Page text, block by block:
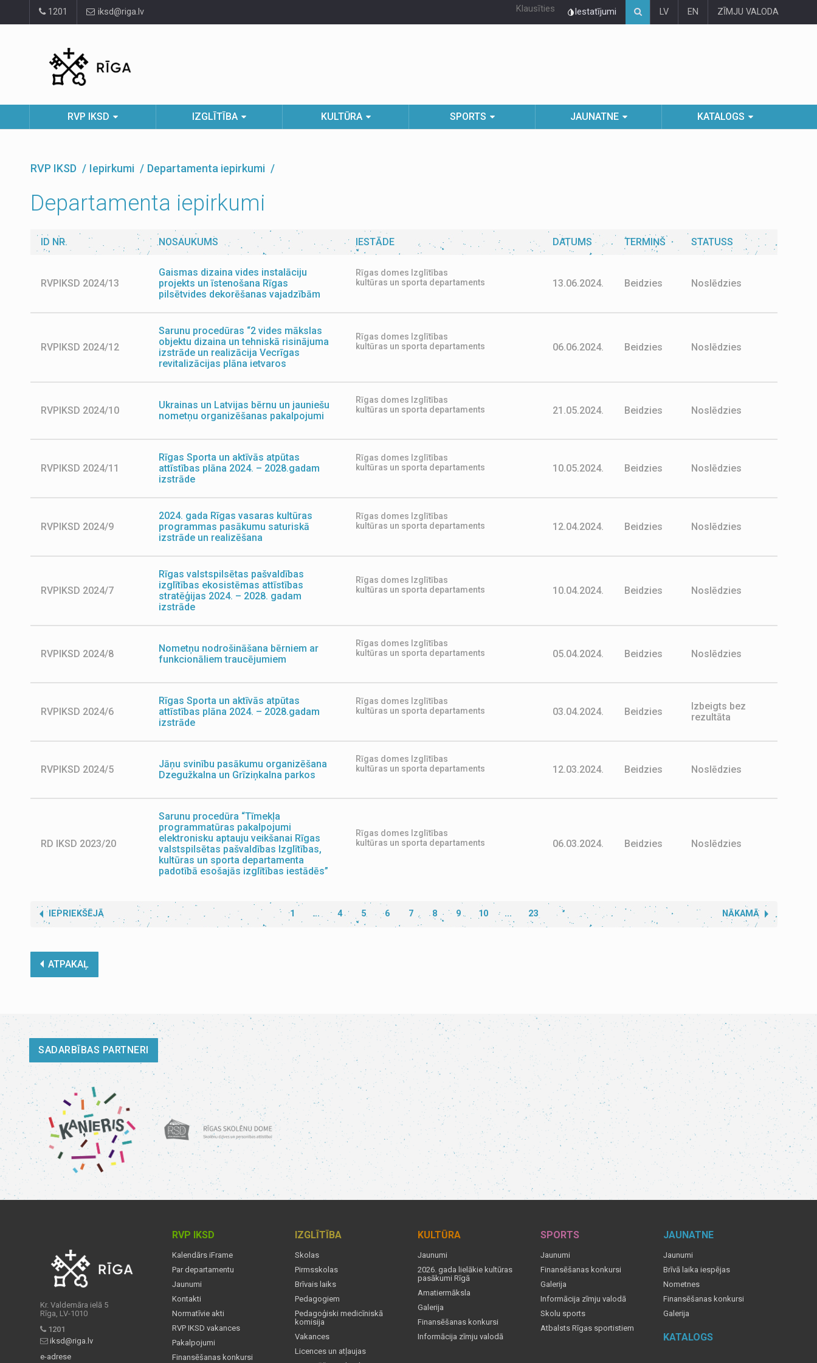
1201 iksd@riga.lv Klausīties Iestatījumi LV EN ZĪMJU VALODA
RVP IKSD IZGLĪTĪBA KULTŪRA SPORTS JAUNATNE KATALOGS
RVP IKSD Iepirkumi Departamenta iepirkumi
Departamenta iepirkumi
ID NR. NOSAUKUMS IESTĀDE DATUMS TERMIŅŠ STATUSS
RVPIKSD 2024/13
Gaismas dizaina vides instalāciju
projekts un īstenošana Rīgas
pilsētvides dekorēšanas vajadzībām
Rīgas domes Izglītības
kultūras un sporta departaments
13.06.2024. Beidzies Noslēdzies
RVPIKSD 2024/12
Sarunu procedūras “2 vides mākslas
objektu dizaina un tehniskā risinājuma
izstrāde un realizācija Vecrīgas
revitalizācijas plāna ietvaros
Rīgas domes Izglītības
kultūras un sporta departaments
06.06.2024. Beidzies Noslēdzies
RVPIKSD 2024/10
Ukrainas un Latvijas bērnu un jauniešu
nometņu organizēšanas pakalpojumi
Rīgas domes Izglītības
kultūras un sporta departaments
21.05.2024. Beidzies Noslēdzies
RVPIKSD 2024/11
Rīgas Sporta un aktīvās atpūtas
attīstības plāna 2024. – 2028.gadam
izstrāde
Rīgas domes Izglītības
kultūras un sporta departaments
10.05.2024. Beidzies Noslēdzies
RVPIKSD 2024/9
2024. gada Rīgas vasaras kultūras
programmas pasākumu saturiskā
izstrāde un realizēšana
Rīgas domes Izglītības
kultūras un sporta departaments
12.04.2024. Beidzies Noslēdzies
RVPIKSD 2024/7
Rīgas valstspilsētas pašvaldības
izglītības ekosistēmas attīstības
stratēģijas 2024. – 2028. gadam
izstrāde
Rīgas domes Izglītības
kultūras un sporta departaments
10.04.2024. Beidzies Noslēdzies
RVPIKSD 2024/8
Nometņu nodrošināšana bērniem ar
funkcionāliem traucējumiem
Rīgas domes Izglītības
kultūras un sporta departaments
05.04.2024. Beidzies Noslēdzies
RVPIKSD 2024/6
Rīgas Sporta un aktīvās atpūtas
attīstības plāna 2024. – 2028.gadam
izstrāde
Rīgas domes Izglītības
kultūras un sporta departaments
03.04.2024. Beidzies
Izbeigts bez
rezultāta
RVPIKSD 2024/5
Jāņu svinību pasākumu organizēšana
Dzegužkalna un Grīziņkalna parkos
Rīgas domes Izglītības
kultūras un sporta departaments
12.03.2024. Beidzies Noslēdzies
RD IKSD 2023/20
Sarunu procedūra “Tīmekļa
programmatūras pakalpojumi
elektronisku aptauju veikšanai Rīgas
valstspilsētas pašvaldības Izglītības,
kultūras un sporta departamenta
padotībā esošajās izglītības iestādēs”
Rīgas domes Izglītības
kultūras un sporta departaments
06.03.2024. Beidzies Noslēdzies
IEPRIEKŠĒJĀ 1 ... 4 5 6 7 8 9 10 ... 23 NĀKAMĀ
ATPAKAĻ
SADARBĪBAS PARTNERI
Kr. Valdemāra ielā 5
Rīga, LV-1010
1201
iksd@riga.lv
e-adrese
RVP IKSD
Kalendārs iFrame
Par departamentu
Jaunumi
Kontakti
Normatīvie akti
RVP IKSD vakances
Pakalpojumi
Finansēšanas konkursi
IZGLĪTĪBA
Skolas
Pirmsskolas
Brīvais laiks
Pedagogiem
Pedagoģiski medicīniskā
komisija
Vakances
Licences un atļaujas
KULTŪRA
Jaunumi
2026. gada lielākie kultūras
pasākumi Rīgā
Amatiermāksla
Galerija
Finansēšanas konkursi
Informācija zīmju valodā
SPORTS
Jaunumi
Finansēšanas konkursi
Galerija
Informācija zīmju valodā
Skolu sports
Atbalsts Rīgas sportistiem
JAUNATNE
Jaunumi
Brīvā laika iespējas
Nometnes
Finansēšanas konkursi
Galerija
KATALOGS